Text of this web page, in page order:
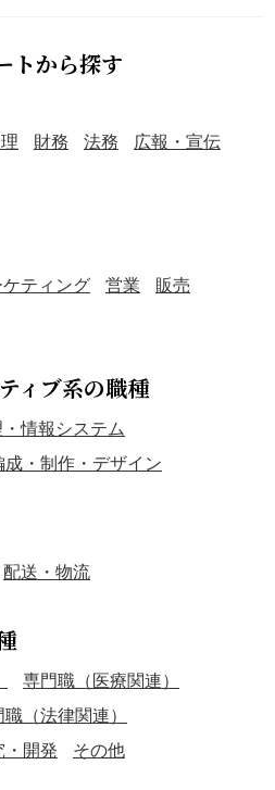
トから探す
財務 法務
広報・宣伝
ティング 営業
販売
ィブ系の職種
情報システム
・制作・デザイン
配送・物流
専門職（医療関連）
（法律関連）
・開発 その他